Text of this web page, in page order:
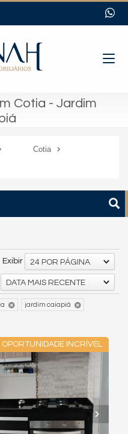
Cotia - Jardim
Cotia
Exibir 24 POR PÁGINA
DATA MAIS RECENTE
jardim caiapiá
OPORTUNIDADE INCRÍVEL